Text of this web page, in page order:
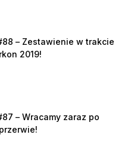
– Zestawienie w trakcie
2019!
– Wracamy zaraz po